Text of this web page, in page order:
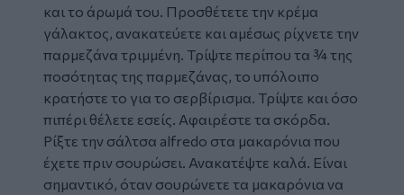
και το άρωμά του. Προσθέτετε την κρέμα
γάλακτος, ανακατεύετε και αμέσως ρίχνετε την
παρμεζάνα τριμμένη. Τρίψτε περίπου τα ¾ της
ποσότητας της παρμεζάνας, το υπόλοιπο
κρατήστε το για το σερβίρισμα. Τρίψτε και όσο
πιπέρι θέλετε εσείς. Αφαιρέστε τα σκόρδα.
Ρίξτε την σάλτσα alfredo στα μακαρόνια που
έχετε πριν σουρώσει. Ανακατέψτε καλά. Είναι
σημαντικό, όταν σουρώνετε τα μακαρόνια να